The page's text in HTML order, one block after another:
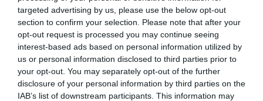
targeted advertising by us, please use the below opt-out
section to confirm your selection. Please note that after your
opt-out request is processed you may continue seeing
interest-based ads based on personal information utilized by
us or personal information disclosed to third parties prior to
your opt-out. You may separately opt-out of the further
disclosure of your personal information by third parties on the
IAB’s list of downstream participants. This information may
őket Amerikában. Segítséget pedig férje családjától
bármikor kérhet, ugyanis Alberto szülei a
szomszédságukba költöztek - írja a Hot! magazin.